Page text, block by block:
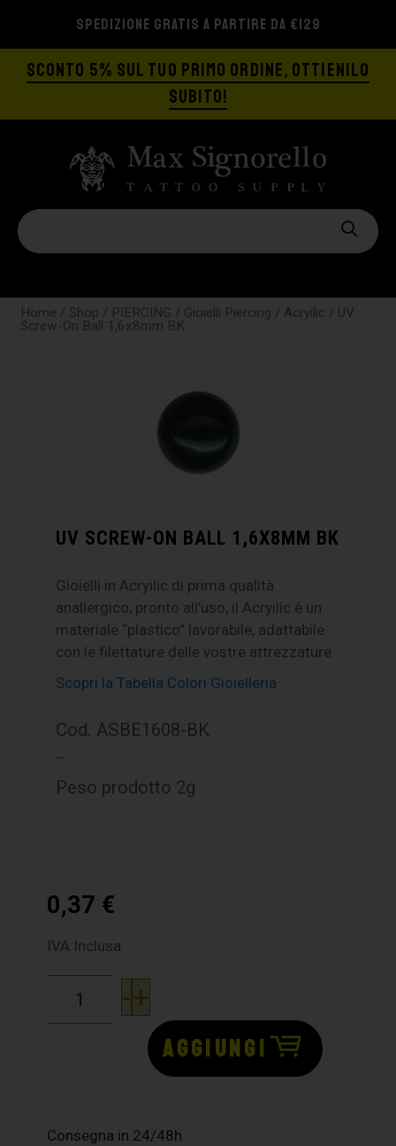
SPEDIZIONE GRATIS A PARTIRE DA €129
SCONTO 5% SUL TUO PRIMO ORDINE, OTTIENILO
SUBITO!
Home / Shop / PIERCING / Gioielli Piercing / Acryilic / UV
Screw-On Ball 1,6x8mm BK
UV SCREW-ON BALL 1,6X8MM BK
Gioielli in Acryilic di prima qualità
anallergico, pronto all’uso, il Acryilic è un
materiale “plastico” lavorabile, adattabile
con le filettature delle vostre attrezzature
Scopri la Tabella Colori Gioielleria
Cod. ASBE1608-BK
–
Peso prodotto 2g
0,37 €
IVA Inclusa
-+
AGGIUNGI
Consegna in 24/48h